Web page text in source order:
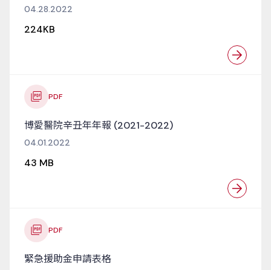
04.28.2022
224KB
PDF
博愛醫院辛丑年年報 (2021-2022)
04.01.2022
43 MB
PDF
緊急援助金申請表格